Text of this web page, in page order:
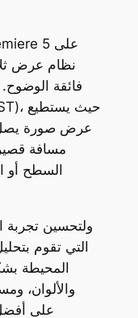
نظام عرض
السطح أو
ولتحسين تجربة
المحيطة
والألوان،
على